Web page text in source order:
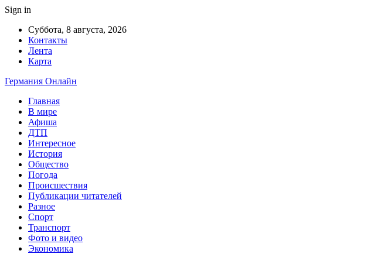
Sign in
Суббота, 8 августа, 2026
Контакты
Лента
Карта
Германия Онлайн
Главная
В мире
Афиша
ДТП
Интересное
История
Общество
Погода
Происшествия
Публикации читателей
Разное
Спорт
Транспорт
Фото и видео
Экономика